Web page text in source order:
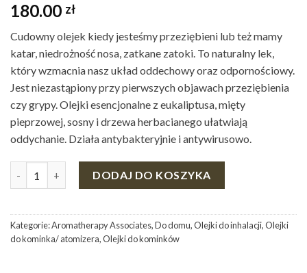
180.00 zł
Cudowny olejek kiedy jesteśmy przeziębieni lub też mamy
katar, niedrożność nosa, zatkane zatoki. To naturalny lek,
który wzmacnia nasz układ oddechowy oraz odpornościowy.
Jest niezastąpiony przy pierwszych objawach przeziębienia
czy grypy. Olejki esencjonalne z eukaliptusa, mięty
pieprzowej, sosny i drzewa herbacianego ułatwiają
oddychanie. Działa antybakteryjnie i antywirusowo.
DODAJ DO KOSZYKA
Kategorie:Aromatherapy Associates,Do domu,Olejki do inhalacji,Olejki
do kominka/ atomizera,Olejki do kominków